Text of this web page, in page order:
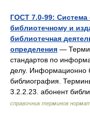
ГОСТ 7.0-99:
библиотечному и
библиотечная
определения —
стандартов по
делу. Информационно
библиография.
3.2.2.23. абонент
справочник терминов